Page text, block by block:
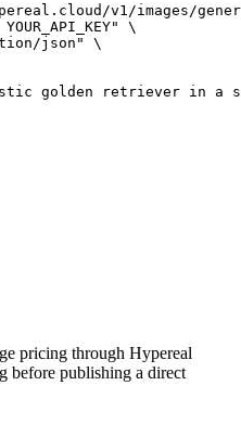
v1/images/
\
json" \
golden retriever in a
pricing through Hypereal
before publishing a direct